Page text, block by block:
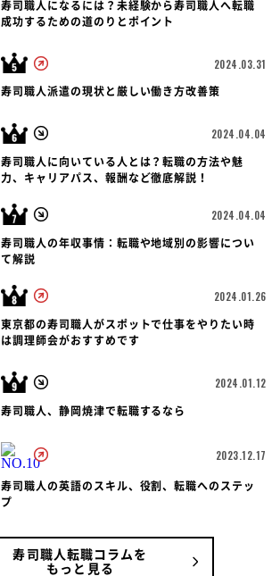
寿司職人になるには？未経験から寿司職人へ転職
成功するための道のりとポイント
2024.03.31
寿司職人派遣の現状と厳しい働き方改善策
2024.04.04
寿司職人に向いている人とは？転職の方法や魅
力、キャリアパス、報酬など徹底解説！
2024.04.04
寿司職人の年収事情：転職や地域別の影響につい
て解説
2024.01.26
東京都の寿司職人がスポットで仕事をやりたい時
は調理師会がおすすめです
2024.01.12
寿司職人、静岡焼津で転職するなら
2023.12.17
寿司職人の英語のスキル、役割、転職へのステッ
プ
寿司職人転職コラムを
もっと見る